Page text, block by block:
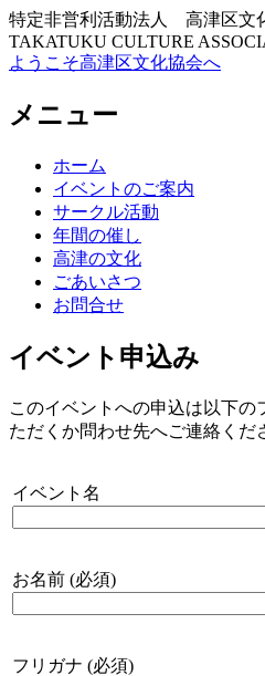
特定非営利活動法人 高津区文
TAKATUKU CULTURE
ようこそ高津区文化協会へ
メニュー
ッ
プ
ホーム
イベントのご案内
サークル活動
年間の催し
高津の文化
ごあいさつ
お問合せ
イベント申込み
このイベントへの申込は以下
ただくか問わせ先へご連絡くだ
イベント名
お名前 (必須)
フリガナ (必須)